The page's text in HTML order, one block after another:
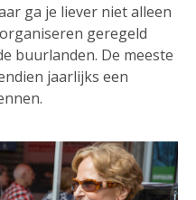
ga je liever niet alleen
geregeld
buurlanden. De meeste
jaarlijks een